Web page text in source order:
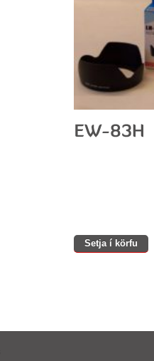
Setja í körfu